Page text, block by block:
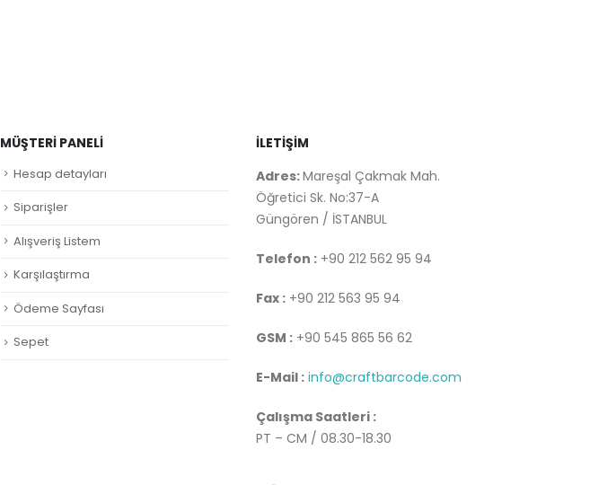
MÜŞTERI PANELI
Hesap detayları
Siparişler
Alışveriş Listem
Karşılaştırma
Ödeme Sayfası
Sepet
İLETİŞİM
Adres:Mareşal Çakmak Mah.
Öğretici Sk. No:37-A
Güngören / İSTANBUL
Telefon : +90 212 562 95 94
Fax : +90 212 563 95 94
GSM : +90 545 865 56 62
E-Mail : info@craftbarcode.com
Çalışma Saatleri :
PT – CM / 08.30-18.30